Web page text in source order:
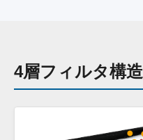
4層フィルタ構造